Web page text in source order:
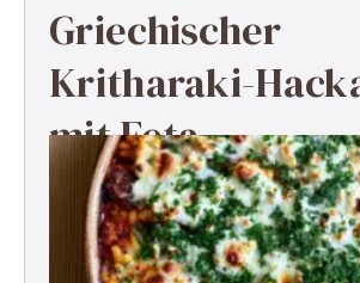
Griechischer
Kritharaki-
mit Feta